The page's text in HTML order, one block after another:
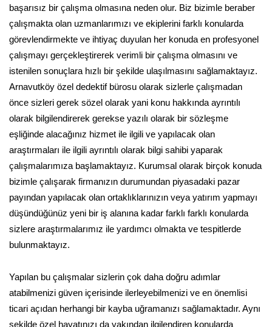
başarısız bir çalışma olmasına neden olur. Biz bizimle beraber
çalışmakta olan uzmanlarımızı ve ekiplerini farklı konularda
görevlendirmekte ve ihtiyaç duyulan her konuda en profesyonel
çalışmayı gerçekleştirerek verimli bir çalışma olmasını ve
istenilen sonuçlara hızlı bir şekilde ulaşılmasını sağlamaktayız.
Arnavutköy özel dedektif bürosu olarak sizlerle çalışmadan
önce sizleri gerek sözel olarak yani konu hakkında ayrıntılı
olarak bilgilendirerek gerekse yazılı olarak bir sözleşme
eşliğinde alacağınız hizmet ile ilgili ve yapılacak olan
araştırmaları ile ilgili ayrıntılı olarak bilgi sahibi yaparak
çalışmalarımıza başlamaktayız. Kurumsal olarak birçok konuda
bizimle çalışarak firmanızın durumundan piyasadaki pazar
payından yapılacak olan ortaklıklarınızın veya yatırım yapmayı
düşündüğünüz yeni bir iş alanına kadar farklı farklı konularda
sizlere araştırmalarımız ile yardımcı olmakta ve tespitlerde
bulunmaktayız.
Yapılan bu çalışmalar sizlerin çok daha doğru adımlar
atabilmenizi güven içerisinde ilerleyebilmenizi ve en önemlisi
ticari açıdan herhangi bir kayba uğramanızı sağlamaktadır. Aynı
şekilde özel hayatınızı da yakından ilgilendiren konularda